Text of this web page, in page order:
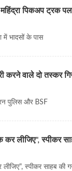
पिकअप ट्रक
में भादसों के पास
करने वाले दो तस्कर
पुलिस और BSF
कर लीजिए", स्पीकर
स्पीकर साहब की